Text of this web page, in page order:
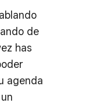
de
has
agenda